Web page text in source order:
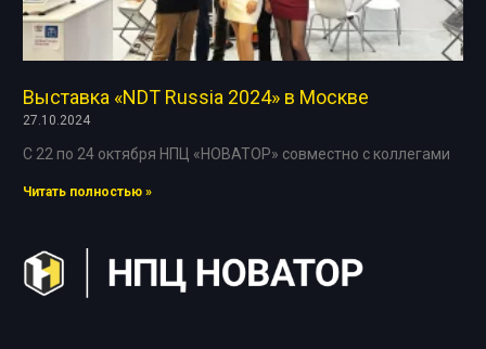
Выставка «NDT Russia 2024» в Москве
27.10.2024
С 22 по 24 октября НПЦ «НОВАТОР» совместно с коллегами
Читать полностью »